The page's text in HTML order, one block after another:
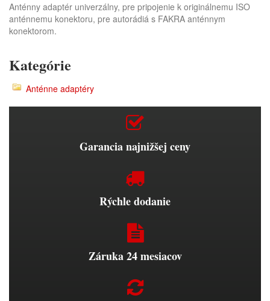
Anténny adaptér univerzálny, pre pripojenie k originálnemu ISO
anténnemu konektoru, pre autorádiá s FAKRA anténnym
konektorom.
Kategórie
Anténne adaptéry
Garancia najnižšej ceny
Rýchle dodanie
Záruka 24 mesiacov